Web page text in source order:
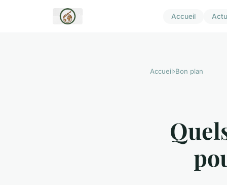
Accueil
Accueil›Bon plan